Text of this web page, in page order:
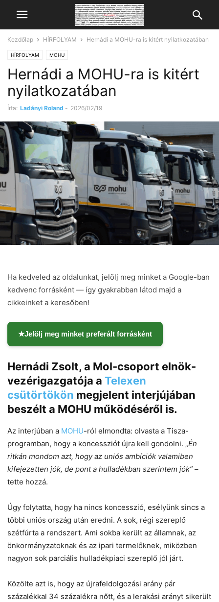
Kezdőlap HÍRFOLYAM Hernádi a MOHU-ra is kitért nyilatkozatában
HÍRFOLYAM MOHU
Hernádi a MOHU-ra is kitért
nyilatkozatában
Írta: Ladányi Roland - 2026/02/19
Ha kedveled az oldalunkat, jelölj meg minket a Google-ban
kedvenc forrásként — így gyakrabban látod majd a
cikkeinket a keresőben!
★Jelölj meg minket preferált forrásként
Hernádi Zsolt, a Mol-csoport elnök-
vezérigazgatója a Telexen
csütörtökön megjelent interjújában
beszélt a MOHU működéséről is.
Az interjúban a MOHU-ról elmondta: olvasta a Tisza-
programban, hogy a koncessziót újra kell gondolni. „Én
ritkán mondom azt, hogy az uniós ambíciók valamiben
kifejezetten jók, de pont a hulladékban szerintem jók” –
tette hozzá.
Úgy folytatta, hogy ha nincs koncesszió, esélyünk sincs a
többi uniós ország után eredni. A sok, régi szereplő
szétfúrta a rendszert. Ami sokba került az államnak, az
önkormányzatoknak és az ipari termelőknek, miközben
nagyon sok parciális hulladékpiaci szereplő jól járt.
Közölte azt is, hogy az újrafeldolgozási arány pár
százalékkal 34 százalékra nőtt, és a lerakási arányt sikerült
Mr wAIste
Helló! Miben segíthetek ma?